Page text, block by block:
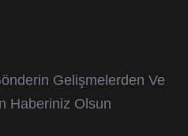
Gelişmelerden Ve
Haberiniz Olsun